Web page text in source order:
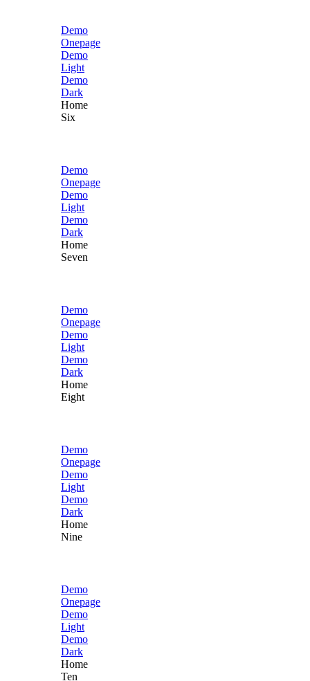
Demo
Onepage
Demo
Light
Demo
Dark
Home
Six
Demo
Onepage
Demo
Light
Demo
Dark
Home
Seven
Demo
Onepage
Demo
Light
Demo
Dark
Home
Eight
Demo
Onepage
Demo
Light
Demo
Dark
Home
Nine
Demo
Onepage
Demo
Light
Demo
Dark
Home
Ten